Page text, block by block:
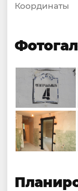
Координаты